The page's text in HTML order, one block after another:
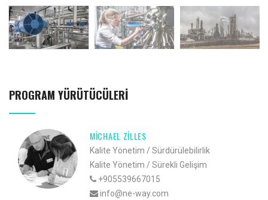
PROGRAM YÜRÜTÜCÜLERI
MICHAEL ZILLES
Kalite Yönetim / Sürdürülebilirlik
Kalite Yönetim / Sürekli Gelişim
+905539667015
info@ne-way.com